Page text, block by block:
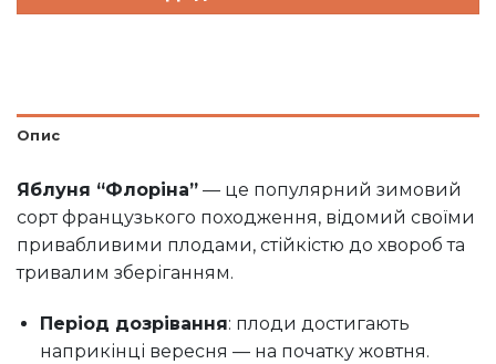
Опис
Яблуня “Флоріна” — це популярний зимовий
сорт французького походження, відомий своїми
привабливими плодами, стійкістю до хвороб та
тривалим зберіганням.
Період дозрівання: плоди достигають
наприкінці вересня — на початку жовтня.